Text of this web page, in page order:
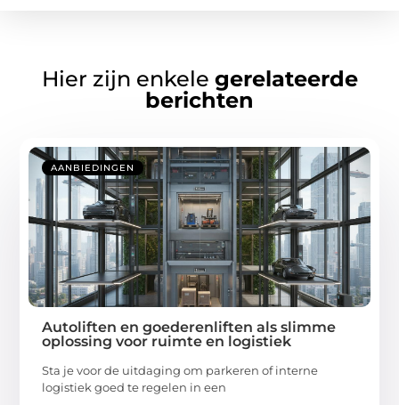
Hier zijn enkele gerelateerde
berichten
AANBIEDINGEN
Autoliften en goederenliften als slimme
oplossing voor ruimte en logistiek
Sta je voor de uitdaging om parkeren of interne
logistiek goed te regelen in een